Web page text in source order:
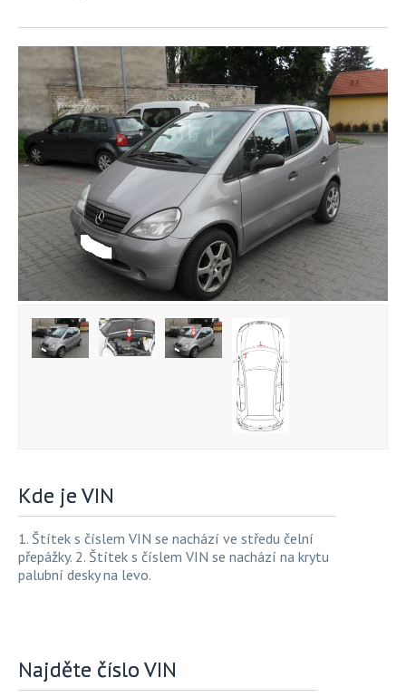
Kde je VIN
1. Štítek s číslem VIN se nachází ve středu čelní
přepážky. 2. Štítek s číslem VIN se nachází na krytu
palubní desky na levo.
Najděte číslo VIN